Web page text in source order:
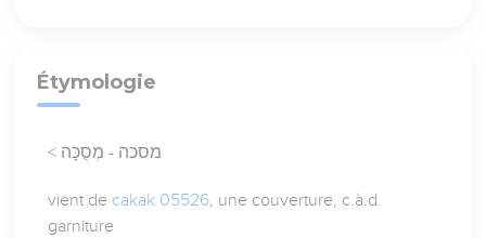
Étymologie
< מסכה - מְסֻכָּה
vient de cakak 05526, une couverture, c.à.d.
garniture